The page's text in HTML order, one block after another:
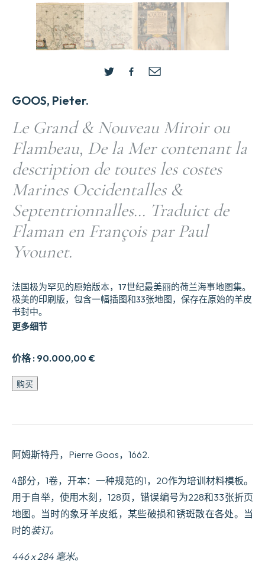
GOOS, Pieter.
Le Grand & Nouveau Miroir ou
Flambeau, De la Mer contenant la
description de toutes les costes
Marines Occidentalles &
Septentrionnalles… Traduict de
Flaman en François par Paul
Yvounet.
价格 : 90.000,00 €
法国极为罕见的原始版本，17世纪最美丽的荷兰海事地图集。
极美的印刷版，包含一幅插图和33张地图，保存在原始的羊皮
书封中。
更多细节
Le
Grand
De
Mer
contenant
la
description
de
toutes
costes
Marines
购买
阿姆斯特丹，Pierre Goos，1662.
4部分，1卷，开本：一种规范的1，20作为培训材料模板。
用于自举，使用木刻，128页，错误编号为228和33张折页
地图。当时的象牙羊皮纸，某些破损和锈斑散在各处。当
时的装订。
446 x 284 毫米。